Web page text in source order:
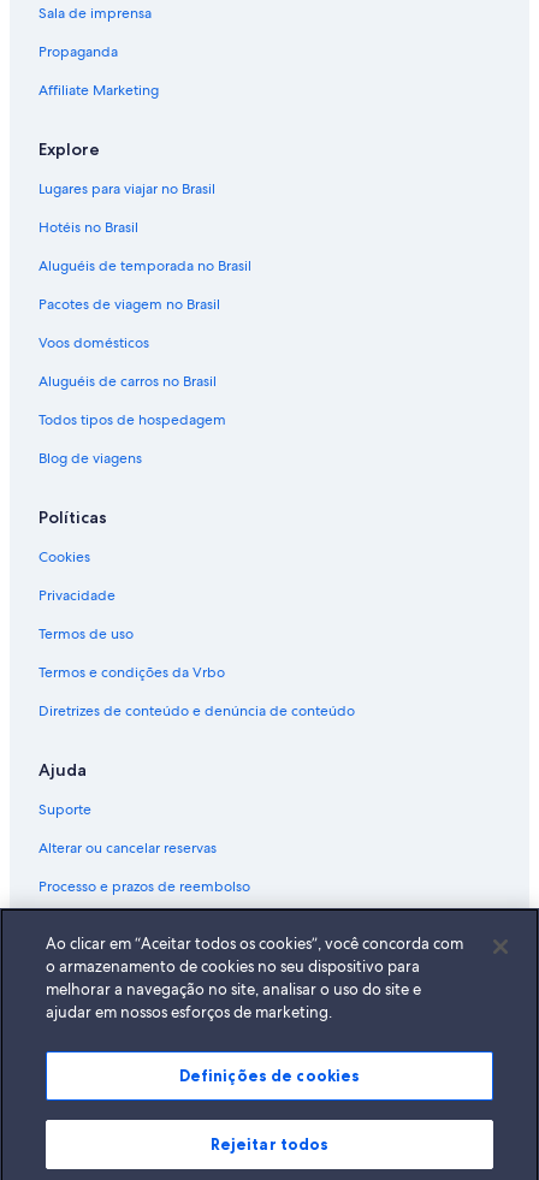
Sala de imprensa
Propaganda
Affiliate Marketing
Explore
Lugares para viajar no Brasil
Hotéis no Brasil
Aluguéis de temporada no Brasil
Pacotes de viagem no Brasil
Voos domésticos
Aluguéis de carros no Brasil
Todos tipos de hospedagem
Blog de viagens
Políticas
Cookies
Privacidade
Termos de uso
Termos e condições da Vrbo
Diretrizes de conteúdo e denúncia de conteúdo
Ajuda
Suporte
Alterar ou cancelar reservas
Processo e prazos de reembolso
Documentos para viagens internacionais
A Expedia, Inc. não se responsabiliza pelo conteúdo dos sites externos.
© 2026 Expedia, Inc., uma empresa do Expedia Group. Todos os direitos
reservados Expedia e o logotipo da Expedia são marcas registradas da
Ao clicar em “Aceitar todos os cookies”, você concorda com
o armazenamento de cookies no seu dispositivo para
melhorar a navegação no site, analisar o uso do site e
ajudar em nossos esforços de marketing.
Definições de cookies
Rejeitar todos